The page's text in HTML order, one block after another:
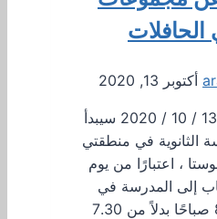
أكتوبر 13, 2020
تاريخ النشر: 13 / 10 / 2020 سيبدأ
الثانوية في منطقتي
، اعتبارًا من يوم
إلى المدرسة في
الساعة 8.45 صباحًا بدلاً من 7.30